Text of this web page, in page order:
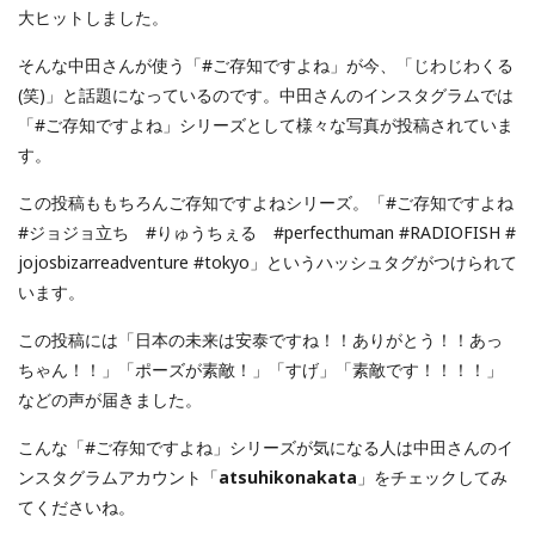
大ヒットしました。
そんな中田さんが使う「#ご存知ですよね」が今、「じわじわくる
(笑)」と話題になっているのです。中田さんのインスタグラムでは
「#ご存知ですよね」シリーズとして様々な写真が投稿されていま
す。
この投稿ももちろんご存知ですよねシリーズ。「#ご存知ですよね
#ジョジョ立ち #りゅうちぇる #perfecthuman #RADIOFISH #
jojosbizarreadventure #tokyo」というハッシュタグがつけられて
います。
この投稿には「日本の未来は安泰ですね！！ありがとう！！あっ
ちゃん！！」「ポーズが素敵！」「すげ」「素敵です！！！！」
などの声が届きました。
こんな「#ご存知ですよね」シリーズが気になる人は中田さんのイ
ンスタグラムアカウント「atsuhikonakata 」をチェックしてみ
てくださいね。